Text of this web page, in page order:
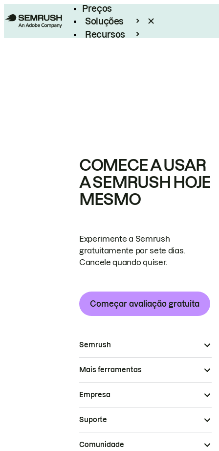
Preços
Soluções
Recursos
COMECE A USAR
A SEMRUSH HOJE
MESMO
Experimente a Semrush
gratuitamente por sete dias.
Cancele quando quiser.
Começar avaliação gratuita
Semrush
Mais ferramentas
Empresa
Suporte
Comunidade